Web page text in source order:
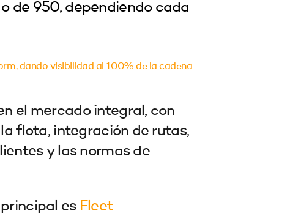
de 950, dependiendo cada
dando visibilidad al 100% de la cadena
el mercado integral, con
flota, integración de rutas,
y las normas de
es Fleet